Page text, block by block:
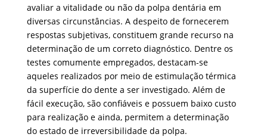
avaliar a vitalidade ou não da polpa dentária em
diversas circunstâncias. A despeito de fornecerem
respostas subjetivas, constituem grande recurso na
determinação de um correto diagnóstico. Dentre os
testes comumente empregados, destacam-se
aqueles realizados por meio de estimulação térmica
da superfície do dente a ser investigado. Além de
fácil execução, são confiáveis e possuem baixo custo
para realização e ainda, permitem a determinação
do estado de irreversibilidade da polpa.